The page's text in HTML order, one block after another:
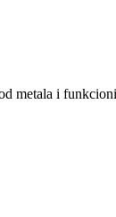
metala i